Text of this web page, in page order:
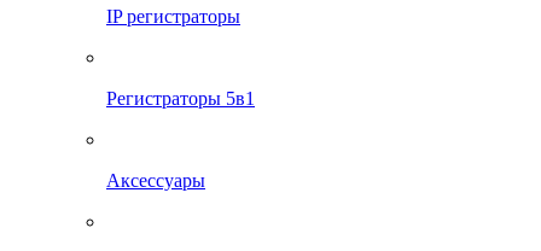
IP регистраторы
Регистраторы 5в1
Аксессуары